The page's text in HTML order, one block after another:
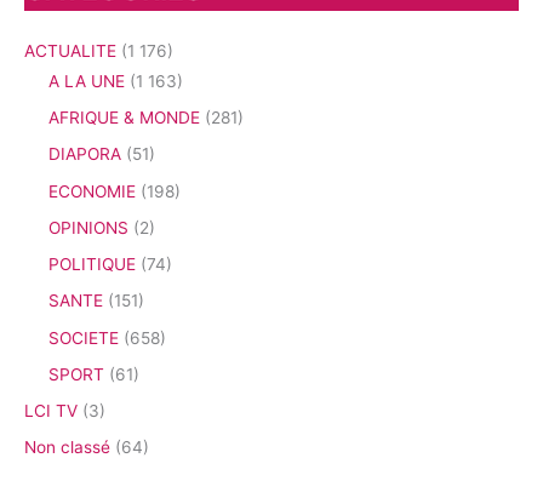
ACTUALITE (1 176)
A LA UNE (1 163)
AFRIQUE & MONDE (281)
DIAPORA (51)
ECONOMIE (198)
OPINIONS (2)
POLITIQUE (74)
SANTE (151)
SOCIETE (658)
SPORT (61)
LCI TV (3)
Non classé (64)